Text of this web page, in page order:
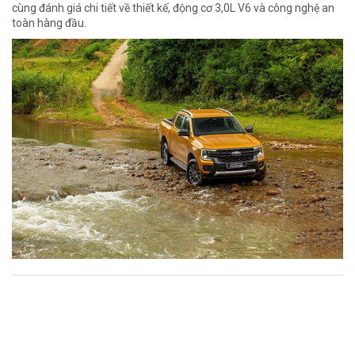
cùng đánh giá chi tiết về thiết kế, động cơ 3,0L V6 và công nghệ an
toàn hàng đầu.